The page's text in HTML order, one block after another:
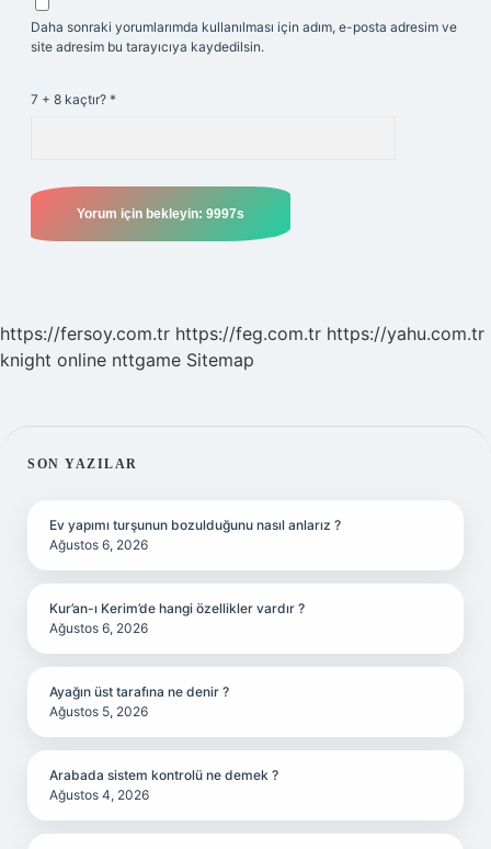
Daha sonraki yorumlarımda kullanılması için adım, e-posta adresim ve
site adresim bu tarayıcıya kaydedilsin.
7 + 8 kaçtır? *
https://fersoy.com.tr https://feg.com.tr https://yahu.com.tr
knight online nttgame Sitemap
SIDEBAR
SON YAZILAR
Ev yapımı turşunun bozulduğunu nasıl anlarız ?
Ağustos 6, 2026
Kur’an-ı Kerim’de hangi özellikler vardır ?
Ağustos 6, 2026
Ayağın üst tarafına ne denir ?
Ağustos 5, 2026
Arabada sistem kontrolü ne demek ?
Ağustos 4, 2026